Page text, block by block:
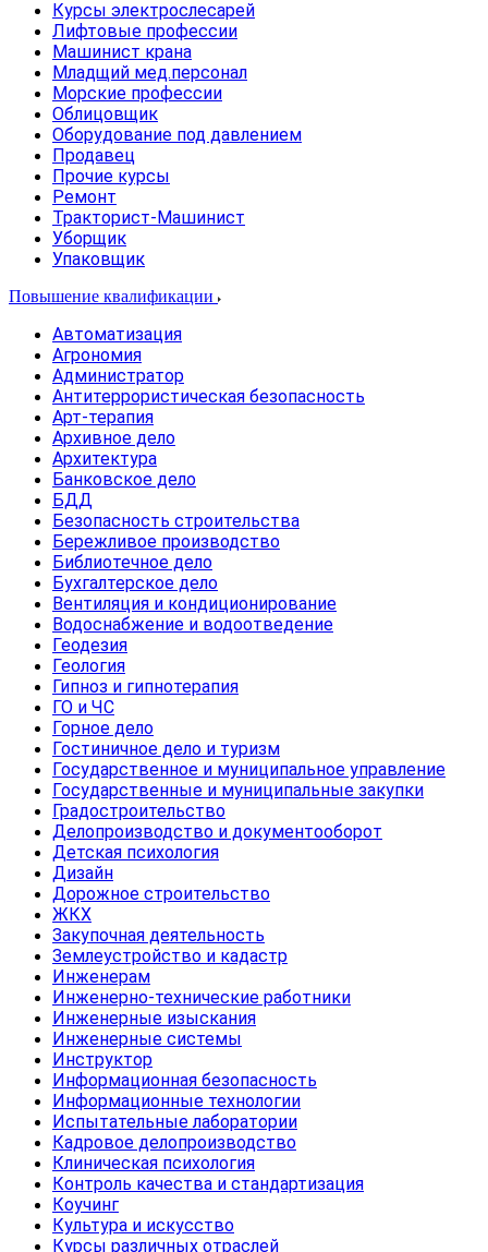
Курсы электрослесарей
Лифтовые профессии
Машинист крана
Младщий мед.персонал
Морские профессии
Облицовщик
Оборудование под давлением
Продавец
Прочие курсы
Ремонт
Тракторист-Машинист
Уборщик
Упаковщик
Повышение квалификации
Автоматизация
Агрономия
Администратор
Антитеррористическая безопасность
Арт-терапия
Архивное дело
Архитектура
Банковское дело
БДД
Безопасность строительства
Бережливое производство
Библиотечное дело
Бухгалтерское дело
Вентиляция и кондиционирование
Водоснабжение и водоотведение
Геодезия
Геология
Гипноз и гипнотерапия
ГО и ЧС
Горное дело
Гостиничное дело и туризм
Государственное и муниципальное управление
Государственные и муниципальные закупки
Градостроительство
Делопроизводство и документооборот
Детская психология
Дизайн
Дорожное строительство
ЖКХ
Закупочная деятельность
Землеустройство и кадастр
Инженерам
Инженерно-технические работники
Инженерные изыскания
Инженерные системы
Инструктор
Информационная безопасность
Информационные технологии
Испытательные лаборатории
Кадровое делопроизводство
Клиническая психология
Контроль качества и стандартизация
Коучинг
Культура и искусство
Курсы различных отраслей